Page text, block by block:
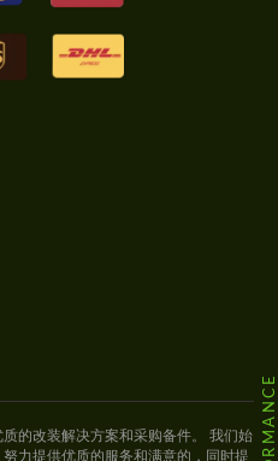
的改装解决方案和采购备件。 我们始
力提供优质的服务和满意的，同时提